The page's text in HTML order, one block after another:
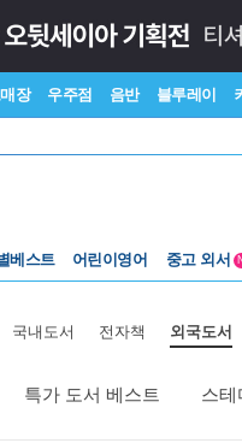
장 우주점 음반 블루레이
어린이영어
5백원부터
N
국내도서 전자책 외국도서
특가 도서 베스트 스테